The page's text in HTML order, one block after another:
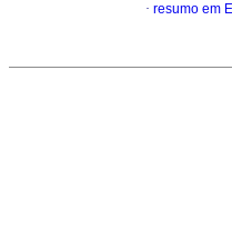
· resumo em